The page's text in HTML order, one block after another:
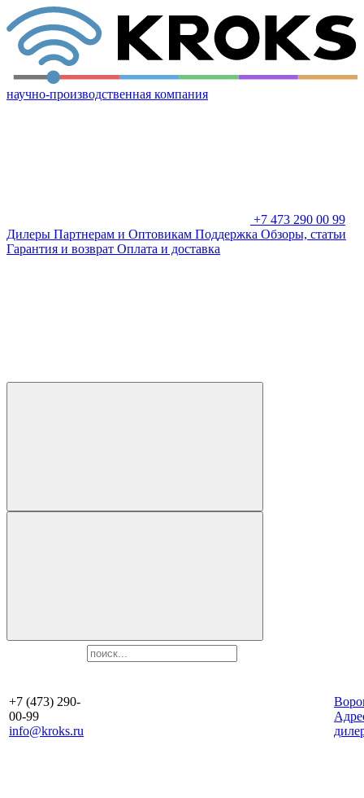
научно-производственная компания
+7 473 290 00 99
Дилеры Партнерам и Оптовикам Поддержка Обзоры, статьи
Гарантия и возврат Оплата и доставка
+7 (473) 290-
00-99
info@kroks.ru